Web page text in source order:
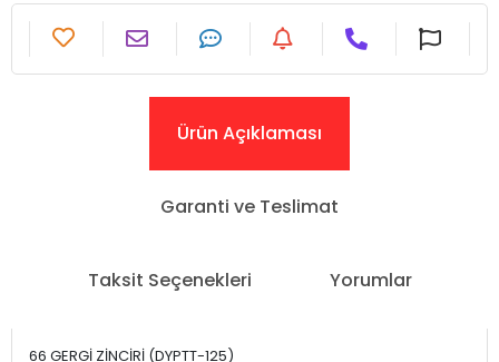
Ürün Açıklaması
Garanti ve Teslimat
Taksit Seçenekleri Yorumlar
66 GERGİ ZİNCİRİ (DYPTT-125)